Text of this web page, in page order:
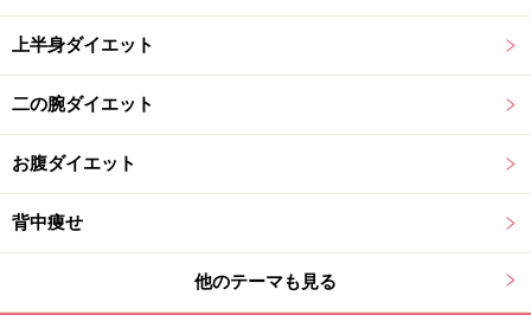
上半身ダイエット
二の腕ダイエット
お腹ダイエット
背中痩せ
他のテーマも見る